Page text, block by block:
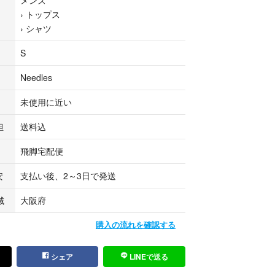
ージとお客様のイメージがお使いのモニターや
合がございます。予めご了承ください
の方、また中古品にご理解のない方におきまし
がご購入をお控え頂けますようお願い申し上げま
› トップス
› シャツ
S
Needles
未使用に近い
送料込
飛脚宅配便
支払い後、2～3日で発送
大阪府
購入の流れを確認する
シェア LINEで送る